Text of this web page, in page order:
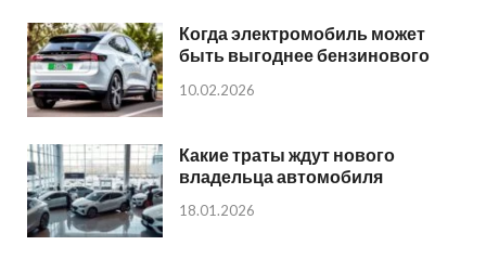
Когда электромобиль может
быть выгоднее бензинового
10.02.2026
Какие траты ждут нового
владельца автомобиля
18.01.2026